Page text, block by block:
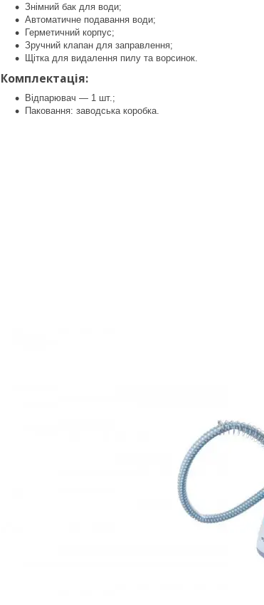
Знімний бак для води;
Автоматичне подавання води;
Герметичний корпус;
Зручний клапан для заправлення;
Щітка для видалення пилу та ворсинок.
Комплектація:
Відпарювач — 1 шт.;
Паковання: заводська коробка.